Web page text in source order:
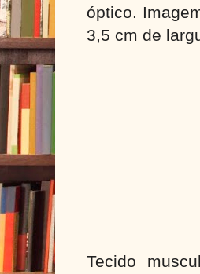
óptico.
3,5 cm de
Tecido